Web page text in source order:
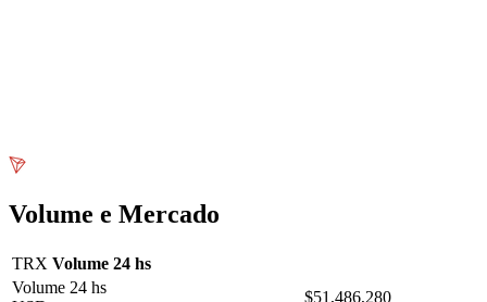
Volume e Mercado
TRX Volume 24 hs
Volume 24 hs
$51,486,280